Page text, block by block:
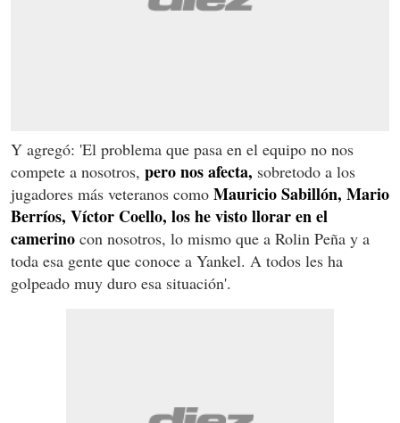
Y agregó: 'El problema que pasa en el equipo no nos
compete a nosotros, pero nos afecta, sobretodo a los
jugadores más veteranos como Mauricio Sabillón, Mario
Berríos, Víctor Coello, los he visto llorar en el
camerino con nosotros, lo mismo que a Rolin Peña y a
toda esa gente que conoce a Yankel. A todos les ha
golpeado muy duro esa situación'.